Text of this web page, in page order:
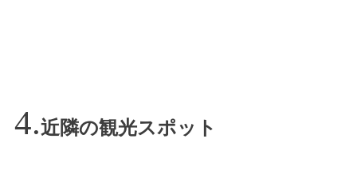
近隣の観光スポット